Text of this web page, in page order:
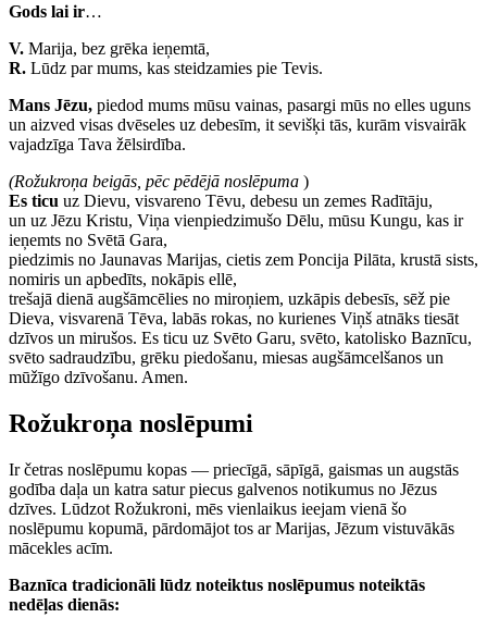
Gods lai ir…
V. Marija, bez grēka ieņemtā,
R. Lūdz par mums, kas steidzamies pie Tevis.
Mans Jēzu, piedod mums mūsu vainas, pasargi mūs no elles uguns
un aizved visas dvēseles uz debesīm, it sevišķi tās, kurām visvairāk
vajadzīga Tava žēlsirdība.
(Rožukroņa beigās, pēc pēdējā noslēpuma )
Es ticu uz Dievu, visvareno Tēvu, debesu un zemes Radītāju,
un uz Jēzu Kristu, Viņa vienpiedzimušo Dēlu, mūsu Kungu, kas ir
ieņemts no Svētā Gara,
piedzimis no Jaunavas Marijas, cietis zem Poncija Pilāta, krustā sists,
nomiris un apbedīts, nokāpis ellē,
trešajā dienā augšāmcēlies no miroņiem, uzkāpis debesīs, sēž pie
Dieva, visvarenā Tēva, labās rokas, no kurienes Viņš atnāks tiesāt
dzīvos un mirušos. Es ticu uz Svēto Garu, svēto, katolisko Baznīcu,
svēto sadraudzību, grēku piedošanu, miesas augšāmcelšanos un
mūžīgo dzīvošanu. Amen.
Rožukroņa noslēpumi
Ir četras noslēpumu kopas — priecīgā, sāpīgā, gaismas un augstās
godība daļa un katra satur piecus galvenos notikumus no Jēzus
dzīves. Lūdzot Rožukroni, mēs vienlaikus ieejam vienā šo
noslēpumu kopumā, pārdomājot tos ar Marijas, Jēzum vistuvākās
mācekles acīm.
Baznīca tradicionāli lūdz noteiktus noslēpumus noteiktās
nedēļas dienās: